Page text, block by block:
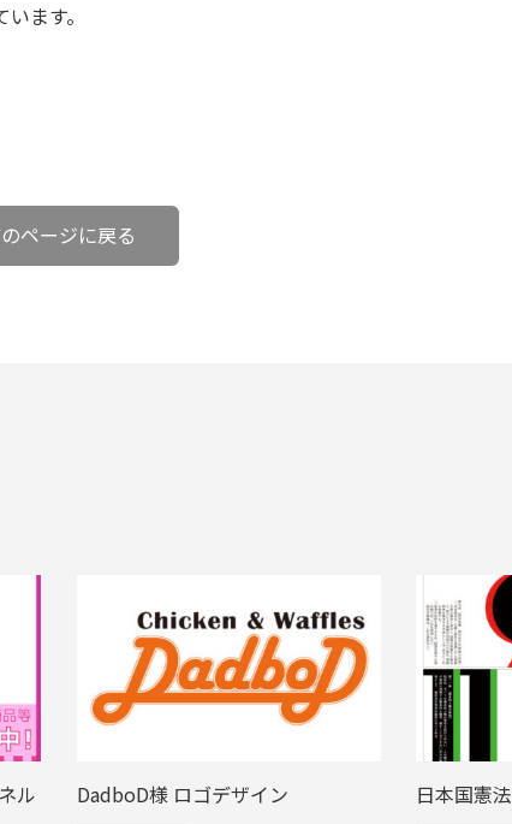
ます。
ページに戻る
ル DadboD様 ロゴデザイン 日本国憲